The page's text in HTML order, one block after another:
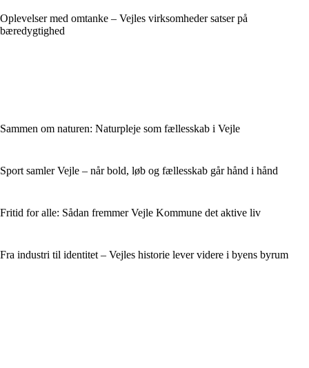
Oplevelser med omtanke – Vejles virksomheder satser på
bæredygtighed
Sammen om naturen: Naturpleje som fællesskab i Vejle
Sport samler Vejle – når bold, løb og fællesskab går hånd i hånd
Fritid for alle: Sådan fremmer Vejle Kommune det aktive liv
Fra industri til identitet – Vejles historie lever videre i byens byrum